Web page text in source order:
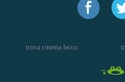
trova cinema lecco